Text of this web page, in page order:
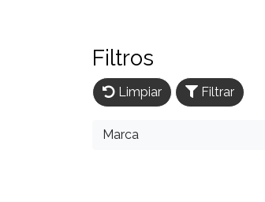
Filtros
Limpiar Filtrar
Marca